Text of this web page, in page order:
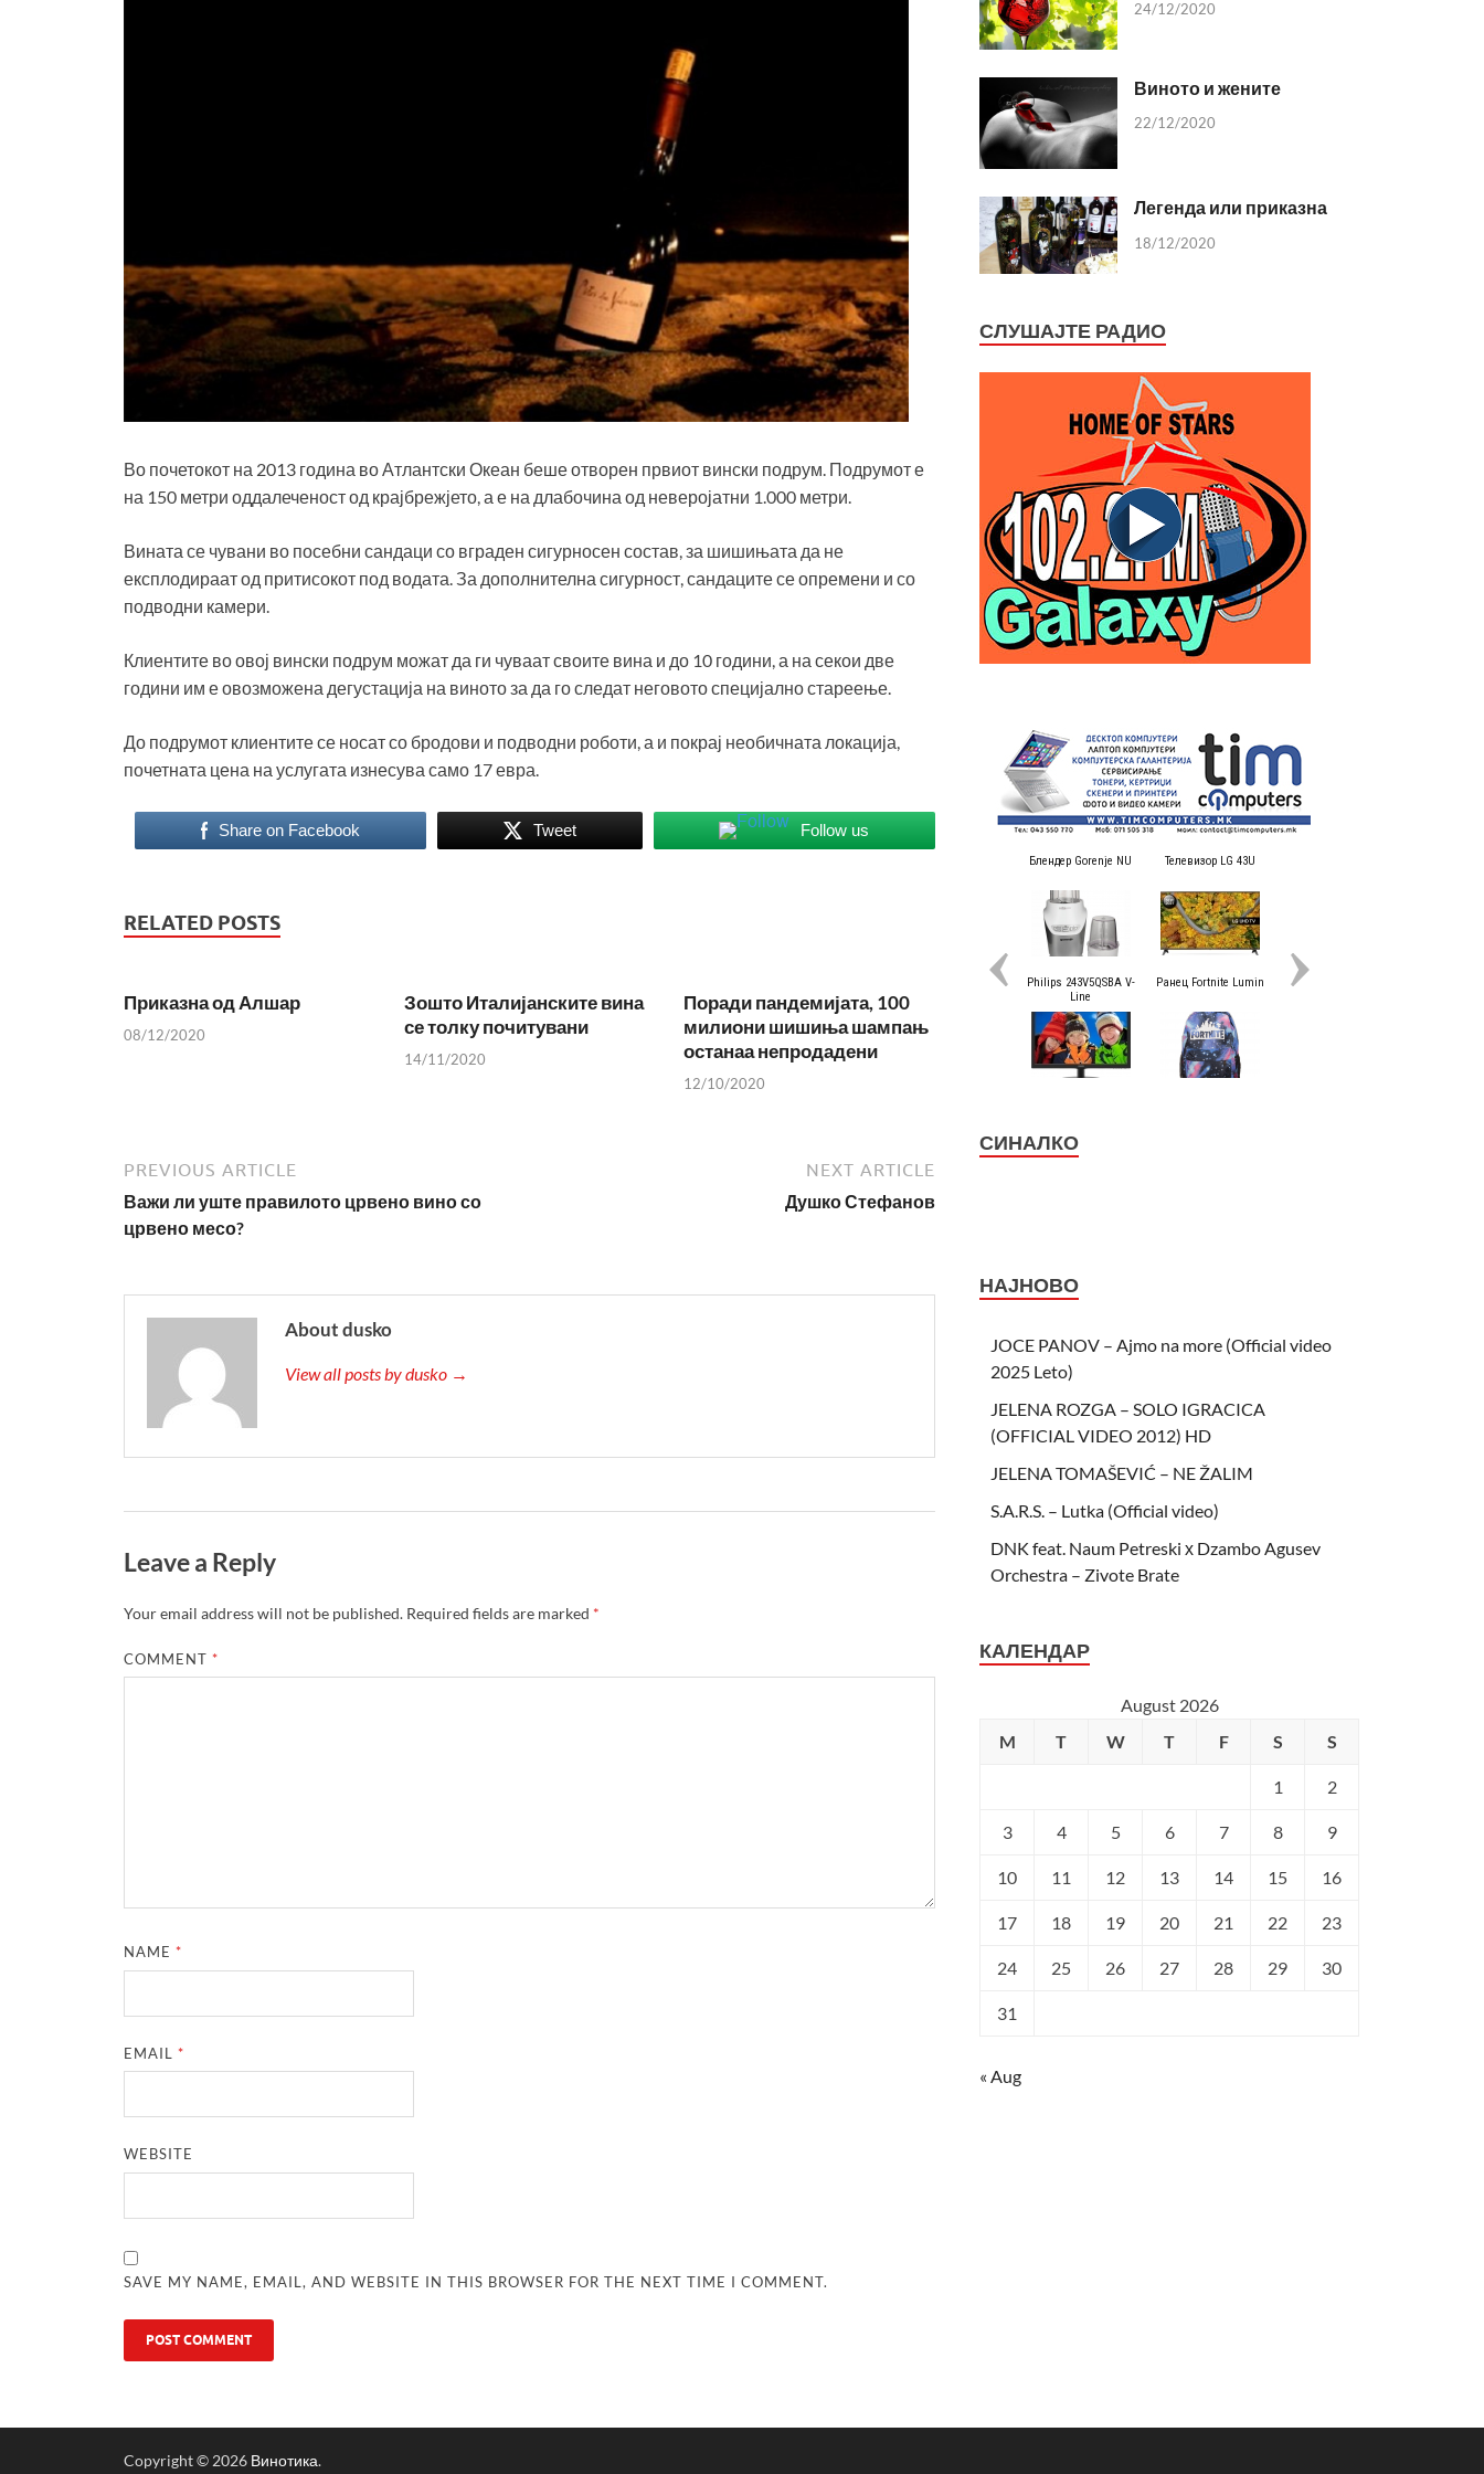
Во почетокот на 2013 година во Атлантски Океан беше отворен првиот вински подрум. Подрумот е
на 150 метри оддалеченост од крајбрежјето, а е на длабочина од неверојатни 1.000 метри.
Вината се чувани во посебни сандаци со вграден сигурносен состав, за шишињата да не
експлодираат од притисокот под водата. За дополнителна сигурност, сандаците се опремени и со
подводни камери.
Клиентите во овој вински подрум можат да ги чуваат своите вина и до 10 години, а на секои две
години им е овозможена дегустација на виното за да го следат неговото специјално стареење.
До подрумот клиентите се носат со бродови и подводни роботи, а и покрај необичната локација,
почетната цена на услугата изнесува само 17 евра.
Share on Facebook Tweet Follow us
RELATED POSTS
Приказна од Алшар
08/12/2020
Зошто Италијанските вина
се толку почитувани
14/11/2020
Поради пандемијата, 100
милиони шишиња шампањ
останаа непродадени
12/10/2020
PREVIOUS ARTICLE
Важи ли уште правилото црвено вино со
црвено месо?
NEXT ARTICLE
Душко Стефанов
About dusko
View all posts by dusko →
Leave a Reply
Your email address will not be published. Required fields are marked *
COMMENT*
NAME*
EMAIL*
WEBSITE
SAVE MY NAME, EMAIL, AND WEBSITE IN THIS BROWSER FOR THE NEXT TIME I COMMENT.
24/12/2020
Виното и жените
22/12/2020
Легенда или приказна
18/12/2020
СЛУШАЈТЕ РАДИО
СИНАЛКО
НАЈНОВО
JOCE PANOV – Ajmo na more (Official video
2025 Leto)
JELENA ROZGA – SOLO IGRACICA
(OFFICIAL VIDEO 2012) HD
JELENA TOMAŠEVIĆ – NE ŽALIM
S.A.R.S. – Lutka (Official video)
DNK feat. Naum Petreski х Dzambo Agusev
Orchestra – Zivote Brate
КАЛЕНДАР
August 2026
M
T W T F S S
1 2
3 4 5 6 7 8 9
10 11 12 13 14 15 16
17 18 19 20 21 22 23
24 25 26 27 28 29 30
31
« Aug
Copyright © 2026 Винотика.